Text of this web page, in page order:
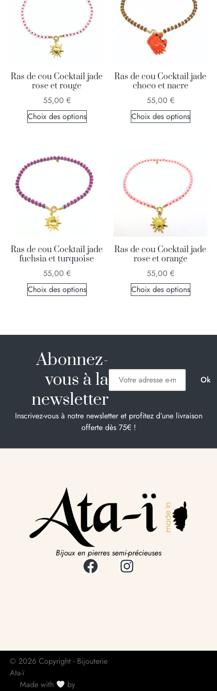
Ras de cou Cocktail jade
rose et rouge
55,00 €
Choix des options
Ras de cou Cocktail jade
choco et nacre
55,00 €
Choix des options
Ras de cou Cocktail jade
fuchsia et turquoise
55,00 €
Choix des options
Ras de cou Cocktail jade
rose et orange
55,00 €
Choix des options
Abonnez-
vous à la
newsletter
Inscrivez-vous à notre newsletter et profitez d’une livraison
offerte dès 75€ !
Bijoux en pierres semi-précieuses
© 2026 Copyright - Bijouterie
Ata-ï
Made with
by